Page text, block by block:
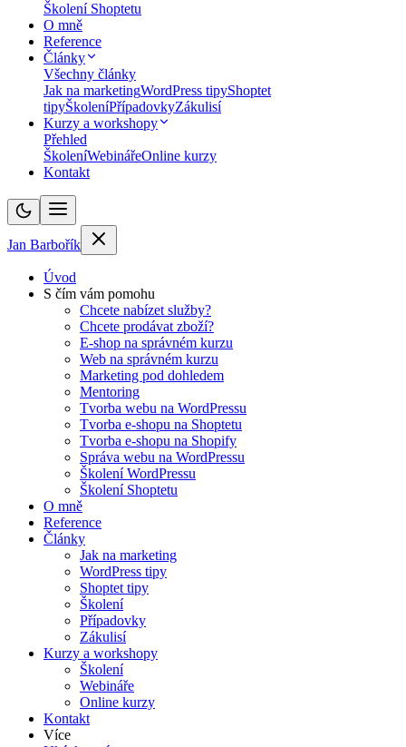
Školení Shoptetu
O mně
Reference
Články
Všechny články
Jak na marketingWordPress tipyShoptet
tipyŠkoleníPřípadovkyZákulisí
Kurzy a workshopy
Přehled
ŠkoleníWebinářeOnline kurzy
Kontakt
Jan Barbořík
Úvod
S čím vám pomohu
Chcete nabízet služby?
Chcete prodávat zboží?
E-shop na správném kurzu
Web na správném kurzu
Marketing pod dohledem
Mentoring
Tvorba webu na WordPressu
Tvorba e-shopu na Shoptetu
Tvorba e-shopu na Shopify
Správa webu na WordPressu
Školení WordPressu
Školení Shoptetu
O mně
Reference
Články
Jak na marketing
WordPress tipy
Shoptet tipy
Školení
Případovky
Zákulisí
Kurzy a workshopy
Školení
Webináře
Online kurzy
Kontakt
Více